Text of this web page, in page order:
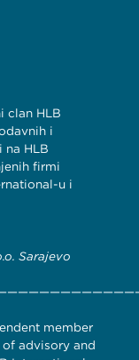
član HLB
i
na HLB
firmi
u i
Sarajevo
member
advisory and